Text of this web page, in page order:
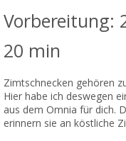
Vorbereitung:
20 min
Zimtschnecken gehören
Hier habe ich deswegen
aus dem Omnia für dich.
erinnern sie an köstliche